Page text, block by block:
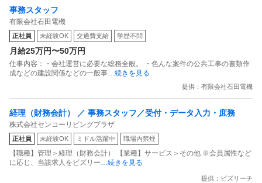
です。ぶっちゃけ私は人柄がどれだけよくてもズレてる、仕事が出来ない人
は使いたくないです...
社に貢献出来ます。とアピールする欄です。
ここが空欄だと、貴社に入社しても、給料以下の働きしか
しません。と言っているようなもの。
相手(面接官)の時間を拘束する以上、採用に関する最低限
の情報・アピールを応募書類にできるだけ詳しく完結に書
に値するのか疑問です。
また人柄も大事ですが、社会常識がないと、採用しても社
内でトラブルメーカーになる可能性もあるのでは。
事務スタッフ
有限会社石田電機
正社員 未経験OK 交通費支給 学歴不問
月給25万円〜50万円
仕事内容：・会社運営に必要な総務全般。 ・色んな案件の公共工事の書類作
成などの建設関係などの一般事…続きを見る
提供：有限会社石田電機
経理（財務会計） ／ 事務スタッフ／受付・データ入力・庶務
株式会社センコーリビングプラザ
正社員 未経験OK ミドル活躍中 職場内禁煙
【職種】管理＞経理（財務会計） 【業種】サービス＞その他 ※会員属性など
に応じ、当該求人をビズリー…続きを見る
提供：ビズリーチ